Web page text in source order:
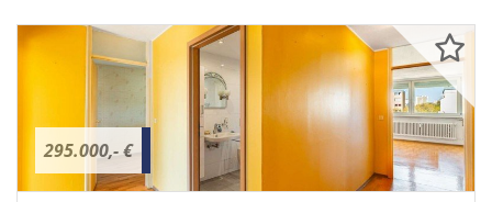
295.000,- €